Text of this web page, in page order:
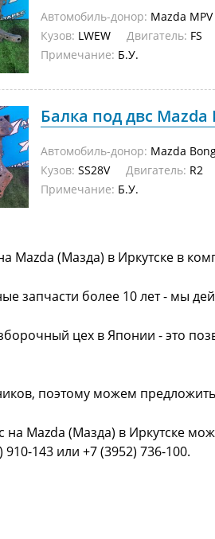
Автомобиль-донор: Mazda MPV
Кузов: LWEW Двигатель: FS
Примечание: Б.У.
Балка под двс Mazda
Автомобиль-донор: Mazda
Кузов: SS28V Двигатель: R2
Примечание: Б.У.
Mazda (Мазда) в Иркутске в
запчасти более 10 лет - мы
цех в Японии - это
поэтому можем
на Mazda (Мазда) в Иркутске
143 или +7 (3952) 736-100.